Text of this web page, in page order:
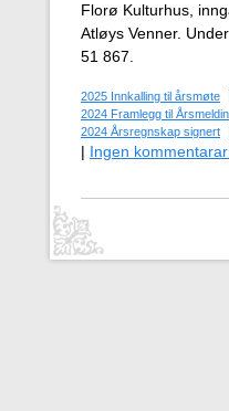
Florø Kulturhus,
Atløys Venner.
51 867.
2025 Innkalling til årsmøte
2024 Framlegg til
2024 Årsregnskap signert
| Ingen